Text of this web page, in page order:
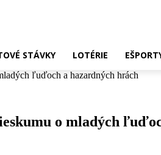
STÁVKY LOTÉRIE
ľuďoch a hazardných hrách
o mladých